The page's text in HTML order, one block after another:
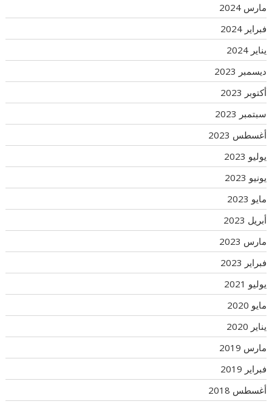
مارس 2024
فبراير 2024
يناير 2024
ديسمبر 2023
أكتوبر 2023
سبتمبر 2023
أغسطس 2023
يوليو 2023
يونيو 2023
مايو 2023
أبريل 2023
مارس 2023
فبراير 2023
يوليو 2021
مايو 2020
يناير 2020
مارس 2019
فبراير 2019
أغسطس 2018